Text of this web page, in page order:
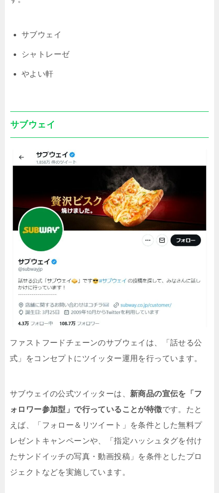
サブウェイ
シャトレーゼ
やよい軒
サブウェイ
ファストフードチェーンのサブウェイは、「話せる公
式」をコンセプトにツイッター運用を行っています。
サブウェイの公式ツイッターは、 新商品の宣伝を「フ
ォロワー参加型」で行っていることが特徴です。たと
えば、「フォロー＆リツイート」を条件とした無料プ
レゼントキャンペーンや、「指定ハッシュタグを付け
たサンドイッチの写真・動画投稿」を条件としたプロ
ジェクトなどを実施しています。